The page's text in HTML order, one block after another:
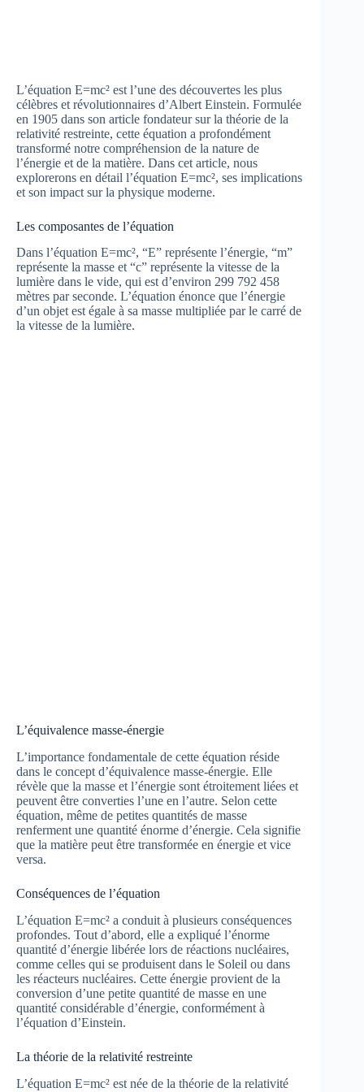
L’équation E=mc² est l’une des découvertes les plus
célèbres et révolutionnaires d’Albert Einstein. Formulée
en 1905 dans son article fondateur sur la théorie de la
relativité restreinte, cette équation a profondément
transformé notre compréhension de la nature de
l’énergie et de la matière. Dans cet article, nous
explorerons en détail l’équation E=mc², ses implications
et son impact sur la physique moderne.
Les composantes de l’équation
Dans l’équation E=mc², “E” représente l’énergie, “m”
représente la masse et “c” représente la vitesse de la
lumière dans le vide, qui est d’environ 299 792 458
mètres par seconde. L’équation énonce que l’énergie
d’un objet est égale à sa masse multipliée par le carré de
la vitesse de la lumière.
L’équivalence masse-énergie
L’importance fondamentale de cette équation réside
dans le concept d’équivalence masse-énergie. Elle
révèle que la masse et l’énergie sont étroitement liées et
peuvent être converties l’une en l’autre. Selon cette
équation, même de petites quantités de masse
renferment une quantité énorme d’énergie. Cela signifie
que la matière peut être transformée en énergie et vice
versa.
Conséquences de l’équation
L’équation E=mc² a conduit à plusieurs conséquences
profondes. Tout d’abord, elle a expliqué l’énorme
quantité d’énergie libérée lors de réactions nucléaires,
comme celles qui se produisent dans le Soleil ou dans
les réacteurs nucléaires. Cette énergie provient de la
conversion d’une petite quantité de masse en une
quantité considérable d’énergie, conformément à
l’équation d’Einstein.
La théorie de la relativité restreinte
L’équation E=mc² est née de la théorie de la relativité